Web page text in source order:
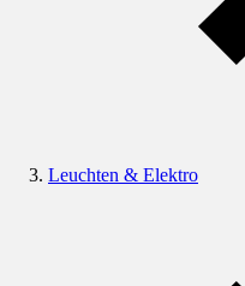
Leuchten & Elektro